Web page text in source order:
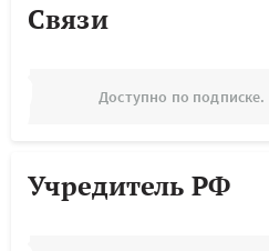
Связи
Доступно по подписке.
Учредитель РФ